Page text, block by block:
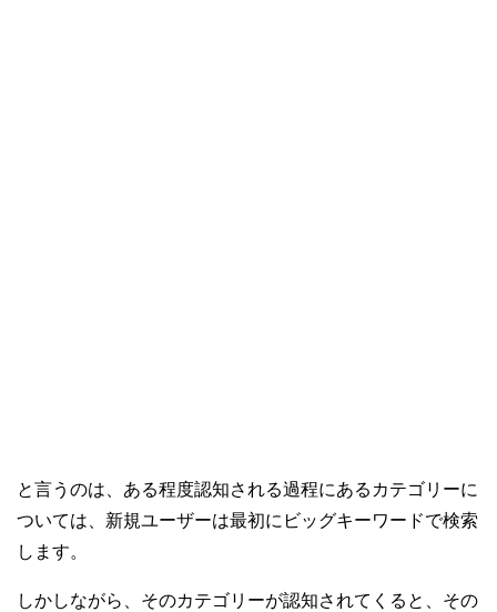
と言うのは、ある程度認知される過程にあるカテゴリーに
ついては、新規ユーザーは最初にビッグキーワードで検索
します。
しかしながら、そのカテゴリーが認知されてくると、その